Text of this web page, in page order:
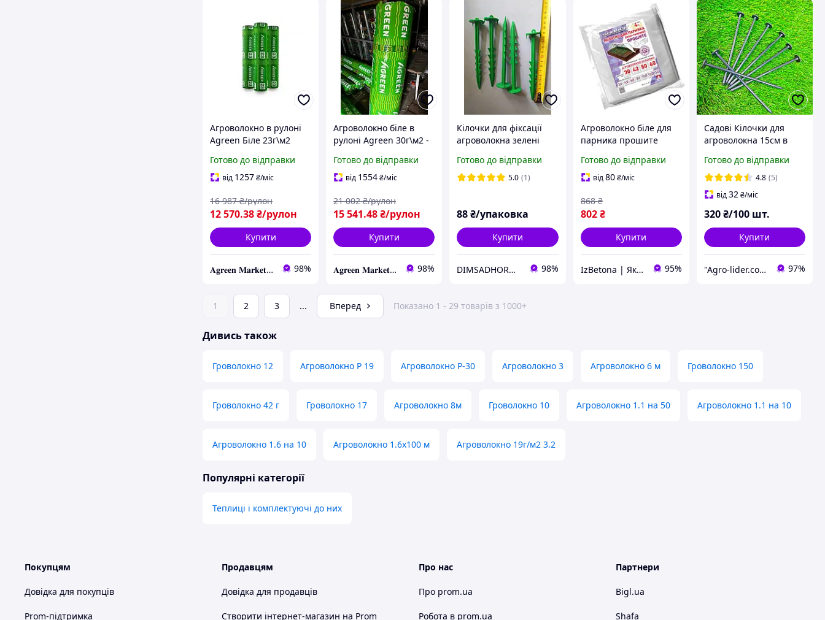
Агроволокно в рулоні
Agreen Біле 23г\м2
Універсальний
спанбонд для рослин
Готово до відправки
від 1257₴/міс
12 570.38₴/рулон
16 987 ₴/рулон
Купити
𝐀𝐠𝐫𝐞𝐞𝐧 𝐌𝐚𝐫𝐤𝐞𝐭 – Вирощуйте мрію, а ми подбаємо про все інше! 98%
Агроволокно біле в
рулоні Agreen 30г\м2 -
Готово до відправки
від 1554₴/міс
15 541.48₴/рулон
21 002 ₴/рулон
Купити
𝐀𝐠𝐫𝐞𝐞𝐧 𝐌𝐚𝐫𝐤𝐞𝐭 – Вирощуйте мрію, а ми подбаємо про все інше! 98%
Кілочки для фіксації
агроволокна зелені
Готово до відправки
5.0 (1)
88₴/упаковка
Купити
DIMSADHOROD 98%
Агроволокно біле для
парника прошите
Готово до відправки
від80 ₴/міс
802 ₴
868 ₴
Купити
IzBetona | Якісні товари за доступними цінами 95%
Садові Кілочки для
агроволокна 15см в
''Bradas'' - шпильки для
агротканини
Готово до відправки
4.8 (5)
від32₴/міс
320₴/100 шт.
Купити
"Agro-lider.com.ua": Ваш провідник у світі садівництва та городництва! 97%
1 2 3 ... Вперед Показано 1 - 29 товарів з 1000+
Дивись також
Гроволокно 12 Агроволокно Р 19 Агроволокно Р-30 Агроволокно 3 Агроволокно 6 м Гроволокно 150
Гроволокно 42 г Гроволокно 17 Агроволокно 8м Гроволокно 10 Агроволокно 1.1 на 50 Агроволокно 1.1 на 10
Агроволокно 1.6 на 10 Агроволокно 1.6х100 м Агроволокно 19г/м2 3.2
Популярні категорії
Теплиці і комплектуючі до них
Покупцям
Довідка для покупців
Prom-підтримка
Продавцям
Довідка для продавців
Створити інтернет-магазин на Prom
Про нас
Про prom.ua
Робота в prom.ua
Партнери
Bigl.ua
Shafa